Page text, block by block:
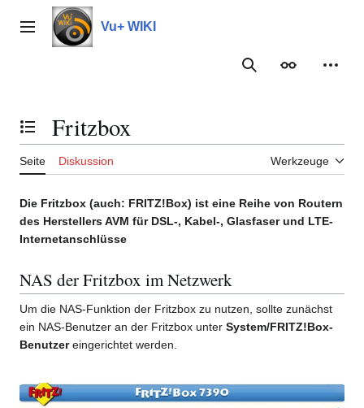
Inhalt
springenHauptmenü Vu+ WIKI
Suche
Inhaltsverzeichnis umschalten
Fritzbox
Seite Diskussion Werkzeuge
Die Fritzbox (auch: FRITZ!Box) ist eine Reihe von Routern
des Herstellers AVM für DSL-, Kabel-, Glasfaser und LTE-
Internetanschlüsse
NAS der Fritzbox im Netzwerk
Um die NAS-Funktion der Fritzbox zu nutzen, sollte zunächst
ein NAS-Benutzer an der Fritzbox unter System/FRITZ!Box-
Benutzereingerichtet werden.